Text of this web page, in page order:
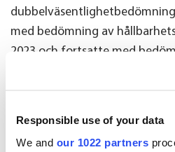
Responsible use of your data
We and our 1022 partners
dubbelväsentlighetbedömning
med bedömning av
2023 och fortsatte med
År 2025 granskadeOriolasin